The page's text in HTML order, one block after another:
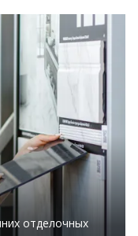
отделочных